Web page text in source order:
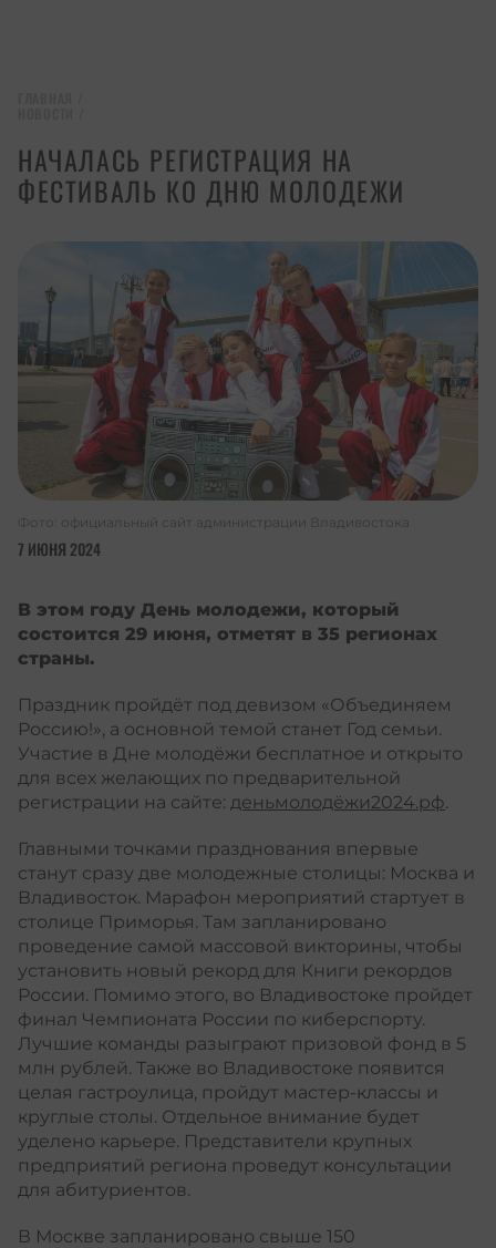
НАЧАЛАСЬ РЕГИСТРАЦИЯ НА
ФЕСТИВАЛЬ КО ДНЮ МОЛОДЕЖИ
7 ИЮНЯ 2024
Фото: официальный сайт администрации Владивостока
В этом году День молодежи, который
состоится 29 июня, отметят в 35 регионах
страны.
Праздник пройдёт под девизом «Объединяем
Россию!», а основной темой станет Год семьи.
Участие в Дне молодёжи бесплатное и открыто
для всех желающих по предварительной
регистрации на сайте: деньмолодёжи2024.рф.
Главными точками празднования впервые
станут сразу две молодежные столицы: Москва и
Владивосток. Марафон мероприятий стартует в
столице Приморья. Там запланировано
проведение самой массовой викторины, чтобы
установить новый рекорд для Книги рекордов
России. Помимо этого, во Владивостоке пройдет
финал Чемпионата России по киберспорту.
Лучшие команды разыграют призовой фонд в 5
млн рублей. Также во Владивостоке появится
целая гастроулица, пройдут мастер-классы и
круглые столы. Отдельное внимание будет
уделено карьере. Представители крупных
предприятий региона проведут консультации
для абитуриентов.
В Москве запланировано свыше 150